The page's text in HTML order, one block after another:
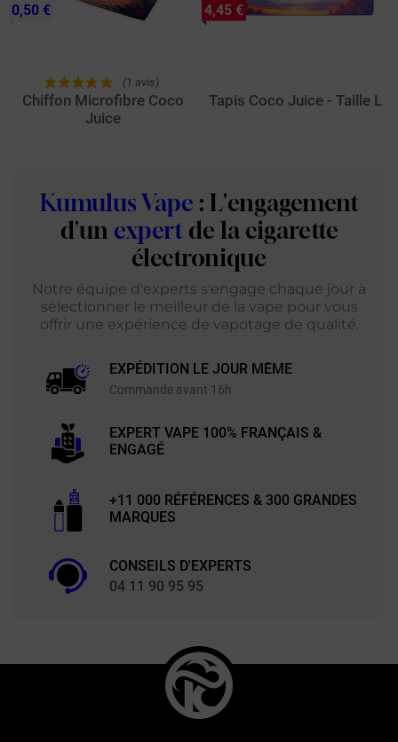
(1 avis)
Chiffon Microfibre Coco
Juice
0,50 €
Tapis Coco Juice - Taille L
4,45 €
Kumulus Vape : L'engagement
d'un expert de la cigarette
électronique
Notre équipe d'experts s'engage chaque jour à
sélectionner le meilleur de la vape pour vous
offrir une expérience de vapotage de qualité.
EXPÉDITION LE JOUR MÊME
Commande avant 16h
EXPERT VAPE 100% FRANÇAIS &
ENGAGÉ
+11 000 RÉFÉRENCES & 300 GRANDES
MARQUES
CONSEILS D'EXPERTS
04 11 90 95 95